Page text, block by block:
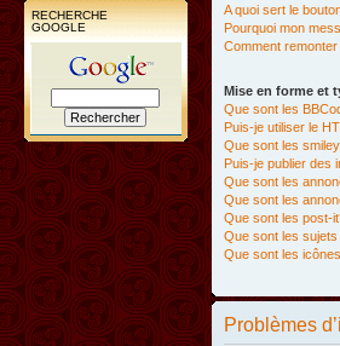
RECHERCHE
GOOGLE
A quoi sert le
Pourquoi mon
Comment
Mise en forme et
Que sont les
Puis-je utiliser le
Que sont les
Puis-je publier des
Que sont les
Que sont les
Que sont les post-
Que sont les
Que sont les
Problèmes